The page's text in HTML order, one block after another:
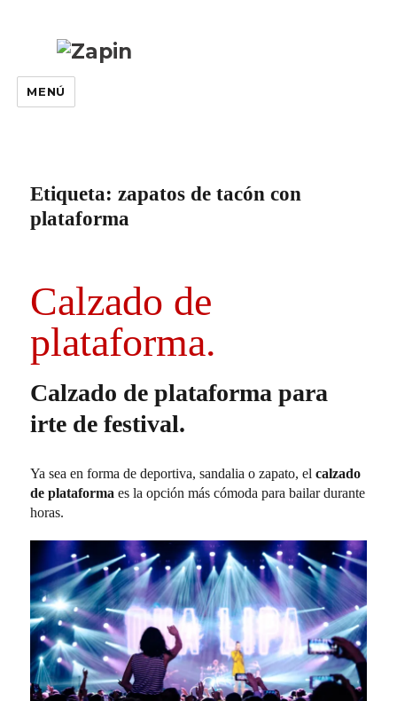
MENÚ
Etiqueta: zapatos de tacón con
plataforma
Calzado de
plataforma.
Calzado de plataforma para
irte de festival.
Ya sea en forma de deportiva, sandalia o zapato, el calzado
de plataforma es la opción más cómoda para bailar durante
horas.